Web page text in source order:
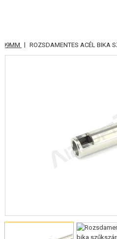
KATEGÓRIA
AKKUMULÁTOROK, TÖLTŐK
FELSZERELÉS, EGYENRUHA,
| ROZSDAMENTES ACÉL BIKA